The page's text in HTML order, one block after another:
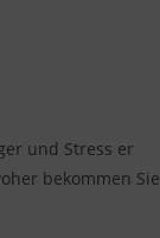
und Stress er
bekommen Sie